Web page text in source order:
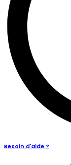
Besoin d'aide ?